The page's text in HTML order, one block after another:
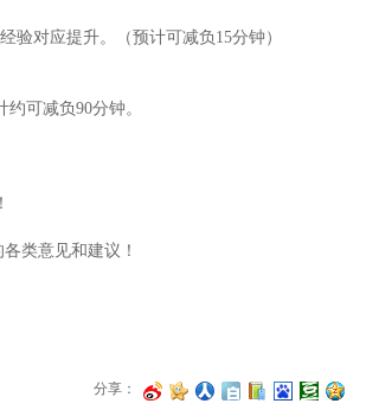
对应提升。（预计可减负15分钟）
可减负90分钟。
类意见和建议！
分享：